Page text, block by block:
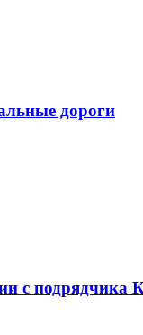
дороги
с подрядчика